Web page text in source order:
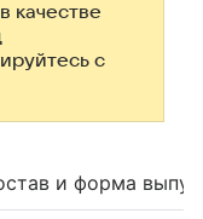
качестве
с
и форма